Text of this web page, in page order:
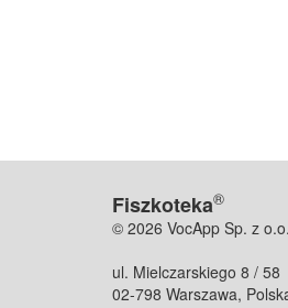
Fiszkoteka®
© 2026 VocApp Sp. z o.o.
ul. Mielczarskiego 8 / 58
02-798 Warszawa,